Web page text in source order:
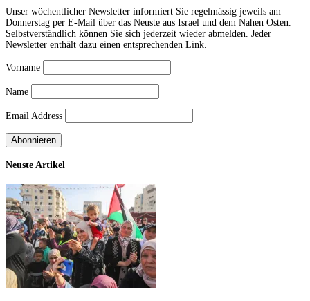
Unser wöchentlicher Newsletter informiert Sie regelmässig jeweils am
Donnerstag per E-Mail über das Neuste aus Israel und dem Nahen Osten.
Selbstverständlich können Sie sich jederzeit wieder abmelden. Jeder
Newsletter enthält dazu einen entsprechenden Link.
Vorname
Name
Email Address
Neuste Artikel